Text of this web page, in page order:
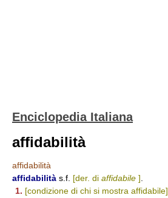
Enciclopedia Italiana
affidabilità
affidabilità
affidabilità s.f. [der. di affidabile ]
1. [condizione di chi si mostra affidabile]